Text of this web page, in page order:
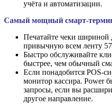
учёта и автоматизации.
Самый мощный смарт-
Печатайте чеки
привычную всем ленту
Быстро обслуживайте
быстрее, чем обычный
Если понадобится POS-
монитор кассира. Power
запросы, если вы
другое направление.